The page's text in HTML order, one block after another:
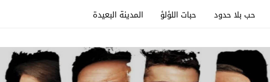
حب بلا حدود
حبات اللؤلؤ المدينة البعيدة